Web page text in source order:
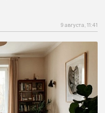
9 августа, 11:41